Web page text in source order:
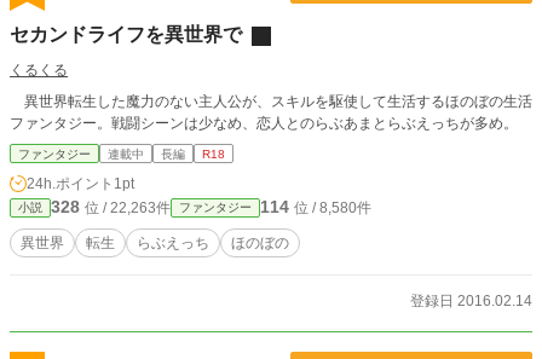
セカンドライフを異世界で
くるくる
異世界転生した魔力のない主人公が、スキルを駆使して生活するほのぼの生活
ファンタジー。戦闘シーンは少なめ、恋人とのらぶあまとらぶえっちが多め。
ファンタジー 連載中 長編 R18
24h.ポイント 1pt
小説 328 位 / 22,263件 ファンタジー 114 位 / 8,580件
異世界 転生 らぶえっち ほのぼの
登録日 2016.02.14